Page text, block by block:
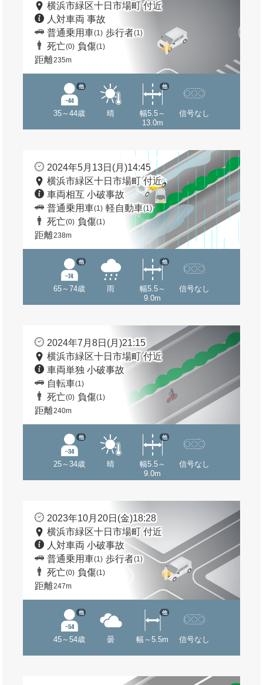
横浜市緑区十日市場町 付近
人対車両 事故
普通乗用車(1) 歩行者(1)
死亡(0) 負傷(1)
距離235m
35～44歳
他
晴
幅5.5～
13.0m
他
信号なし
2024年5月13日(月)14:45
横浜市緑区十日市場町 付近
車両相互 小破事故
普通乗用車(1) 軽自動車(1)
死亡(0) 負傷(1)
距離238m
65～74歳
他
雨
幅5.5～
9.0m
他
信号なし
2024年7月8日(月)21:15
横浜市緑区十日市場町 付近
車両単独 小破事故
自転車(1)
死亡(0) 負傷(1)
距離240m
25～34歳
他
晴
幅5.5～
9.0m
他
信号なし
2023年10月20日(金)18:28
横浜市緑区十日市場町 付近
人対車両 小破事故
普通乗用車(1) 歩行者(1)
死亡(0) 負傷(1)
距離247m
45～54歳
他
曇 幅～5.5m
他
信号なし